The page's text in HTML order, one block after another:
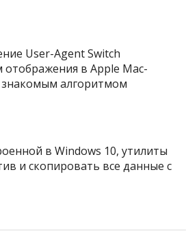
User-Agent Switch
в Apple Mac-
знакомым алгоритмом
в Windows 10, утилиты
и скопировать все данные с